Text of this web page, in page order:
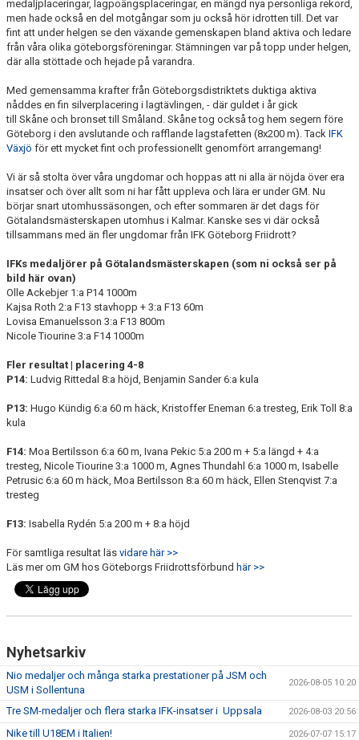
medaljplaceringar, lagpoängsplaceringar, en mängd nya personliga rekord,
men hade också en del motgångar som ju också hör idrotten till. Det var
fint att under helgen se den växande gemenskapen bland aktiva och ledare
från våra olika göteborgsföreningar. Stämningen var på topp under helgen,
där alla stöttade och hejade på varandra.
Med gemensamma krafter från Göteborgsdistriktets duktiga aktiva
nåddes en fin silverplacering i lagtävlingen, - där guldet i år gick
till Skåne och bronset till Småland. Skåne tog också tog hem segern före
Göteborg i den avslutande och rafflande lagstafetten (8x200 m). Tack IFK
Växjö för ett mycket fint och professionellt genomfört arrangemang!
Vi är så stolta över våra ungdomar och hoppas att ni alla är nöjda över era
insatser och över allt som ni har fått uppleva och lära er under GM. Nu
börjar snart utomhussäsongen, och efter sommaren är det dags för
Götalandsmästerskapen utomhus i Kalmar. Kanske ses vi där också
tillsammans med än fler ungdomar från IFK Göteborg Friidrott?
IFKs medaljörer på Götalandsmästerskapen (som ni också ser på
bild här ovan)
Olle Ackebjer 1:a P14 1000m
Kajsa Roth 2:a F13 stavhopp + 3:a F13 60m
Lovisa Emanuelsson 3:a F13 800m
Nicole Tiourine 3:a F14 1000m
Fler resultat | placering 4-8
P14: Ludvig Rittedal 8:a höjd, Benjamin Sander 6:a kula
P13: Hugo Kündig 6:a 60 m häck, Kristoffer Eneman 6:a tresteg, Erik Toll 8:a
kula
F14: Moa Bertilsson 6:a 60 m, Ivana Pekic 5:a 200 m + 5:a längd + 4:a
tresteg, Nicole Tiourine 3:a 1000 m, Agnes Thundahl 6:a 1000 m, Isabelle
Petrusic 6:a 60 m häck, Moa Bertilsson 8:a 60 m häck, Ellen Stenqvist 7:a
tresteg
F13: Isabella Rydén 5:a 200 m + 8:a höjd
För samtliga resultat läs vidare här >>
Läs mer om GM hos Göteborgs Friidrottsförbund här >>
Nyhetsarkiv
Nio medaljer och många starka prestationer på JSM och
USM i Sollentuna
2026-08-05 10:20
Tre SM-medaljer och flera starka IFK-insatser i Uppsala 2026-08-03 20:56
Nike till U18EM i Italien! 2026-07-07 15:17